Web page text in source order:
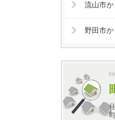
流山市
野田市